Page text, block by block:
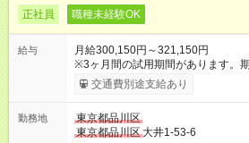
正社員 職種未経験OK
給与
月給300,150円～321,150円
※3ヶ月間の試用期間があります。
遇に違いはありません。 ※給与には月30時間分の固定残業代
（48，700円～58，200円）を含ん
定致します。 【試用期間】試用期間あり 試用期間の長さ：3ヶ
月 雇用形態、給与は本採用時と同じ
交通費別途支給あり
勤務地
東京都品川区
東京都品川区 大井1-53-6